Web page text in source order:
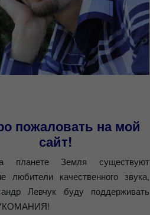
пожаловать на мой
сайт!
планете Земля существуют
любители качественного звука,
Левчук буду поддерживать